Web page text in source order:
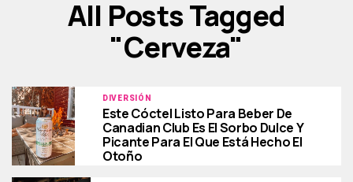
All Posts Tagged
"cerveza"
DIVERSIÓN
Este Cóctel Listo Para Beber De
Canadian Club Es El Sorbo Dulce Y
Picante Para El Que Está Hecho El
Otoño